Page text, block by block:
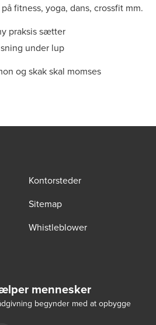
fitness, yoga, dans, crossfit mm.
praksis sætter
under lup
og skak skal momses
Kontorsteder
Sitemap
Whistleblower
mennesker
begynder med at opbygge